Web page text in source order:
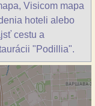
Visicom mapa
hoteli alebo
cestu a
"Podillia".